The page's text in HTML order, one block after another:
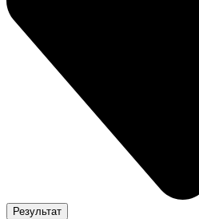
Результат